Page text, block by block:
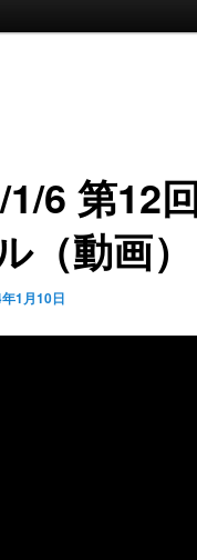
6 第12
（動画）
1月10日